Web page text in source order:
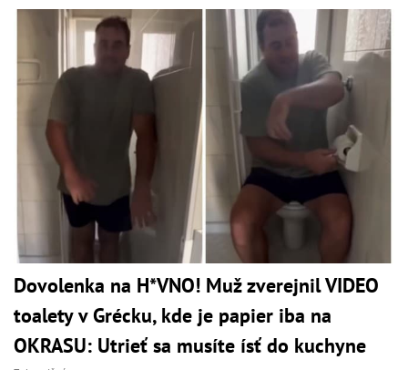
Dovolenka na H*VNO! Muž zverejnil VIDEO
toalety v Grécku, kde je papier iba na
OKRASU: Utrieť sa musíte ísť do kuchyne